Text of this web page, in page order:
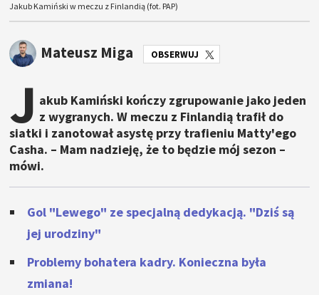
Jakub Kamiński w meczu z Finlandią (fot. PAP)
Mateusz Miga OBSERWUJ
J akub Kamiński kończy zgrupowanie jako jeden
z wygranych. W meczu z Finlandią trafił do
siatki i zanotował asystę przy trafieniu Matty'ego
Casha. – Mam nadzieję, że to będzie mój sezon –
mówi.
Gol "Lewego" ze specjalną dedykacją. "Dziś są
jej urodziny"
Problemy bohatera kadry. Konieczna była
zmiana!